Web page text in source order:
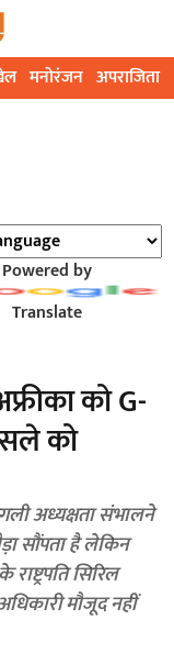
मनोरंजन अपराजिता
Powered by
Translate
को G-
को
अध्यक्षता संभालने
सौंपता है लेकिन
सिरिल
मौजूद नहीं